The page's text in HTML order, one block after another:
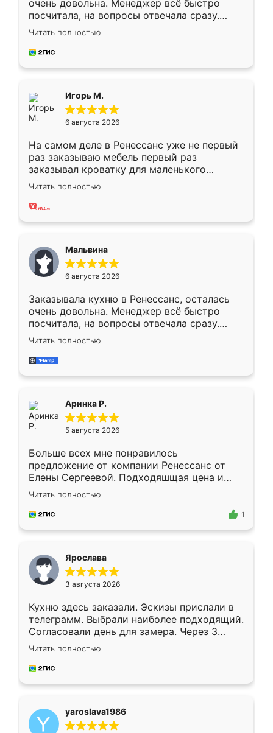
очень довольна. Менеджер всё быстро
посчитала, на вопросы отвечала сразу.
Замерщик приехал в субботу, подошёл к
делу со всей ответственностью. Собрали
за день, ребята работали аккуратно, даже
Читать полностью
Игорь М.
6 августа 2026
На самом деле в Ренессанс уже не первый
раз заказываю мебель первый раз
заказывал кроватку для маленького
ребёнка при его рождении ,во второй раз
заказал шкаф-купе. По качеству очень
хорошее сборка достаточно быстрая,
меньше, здесь же он более разнообразный.
Мне нравится ,если что-то потребуется из
мебели буду заказывать только здесь.
Читать полностью
Мальвина
6 августа 2026
Заказывала кухню в Ренессанс, осталась
очень довольна. Менеджер всё быстро
посчитала, на вопросы отвечала сразу.
Замерщик приехал в субботу, подошёл к
делу со всей ответственностью. Собрали
за день, ребята работали аккуратно, даже
Читать полностью
Аринка Р.
5 августа 2026
Больше всех мне понравилось
предложение от компании Ренессанс от
Елены Сергеевой. Подходяшщая цена и
короткие сроки изготовления. Приехавший
для замера сотрудник Владислав
предложил по моему эскизу самый
Читать полностью
1
Ярослава
3 августа 2026
Кухню здесь заказали. Эскизы прислали в
телеграмм. Выбрали наиболее подходящий.
Согласовали день для замера. Через 3
недели кухня была уже готова. Остались
довольны работой. Спасибо Ренессанс
мебель за качественную работу!
Читать полностью
yaroslava1986